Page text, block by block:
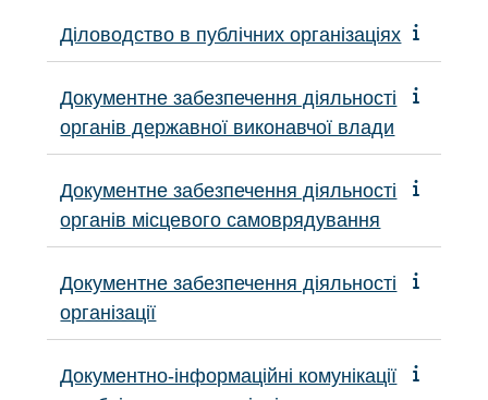
Діловодство в публічних організаціях
Документне забезпечення діяльності
органів державної виконавчої влади
Документне забезпечення діяльності
органів місцевого самоврядування
Документне забезпечення діяльності
організації
Документно-інформаційні комунікації